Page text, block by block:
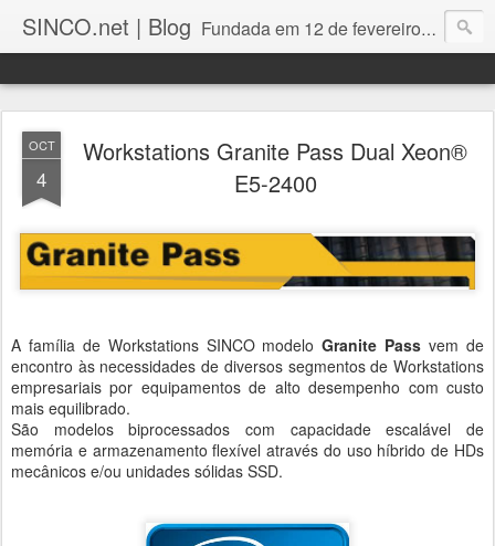
SINCO.net | Blog Fundada em 12 de fevereiro de 1982. Fabricante brasileira de servidores e workstations. Certificações: Intel Technology Provider Platinum, Seagate Storage Solution Provider, Kingston Premium Reseller, Nilko Design Partner.
OCT
4
Workstations Granite Pass Dual Xeon®
E5-2400
A família de Workstations SINCO modeloGranite Pass vem de
encontro às necessidades de diversos segmentos de Workstations
empresariais por equipamentos de alto desempenho com custo
mais equilibrado.
São modelos biprocessados com capacidade escalável de
memória e armazenamento flexível através do uso híbrido de HDs
mecânicos e/ou unidades sólidas SSD.